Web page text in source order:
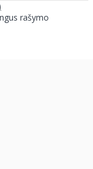
rašymo